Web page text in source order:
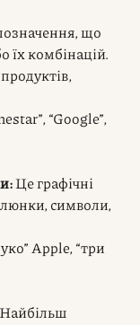
що
їх комбінацій.
“Google”,
Це графічні
символи,
Apple, “три
Найбільш